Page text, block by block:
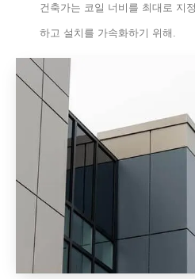
건축가는 코일 너비를 최대로 지
하고 설치를 가속화하기 위해.